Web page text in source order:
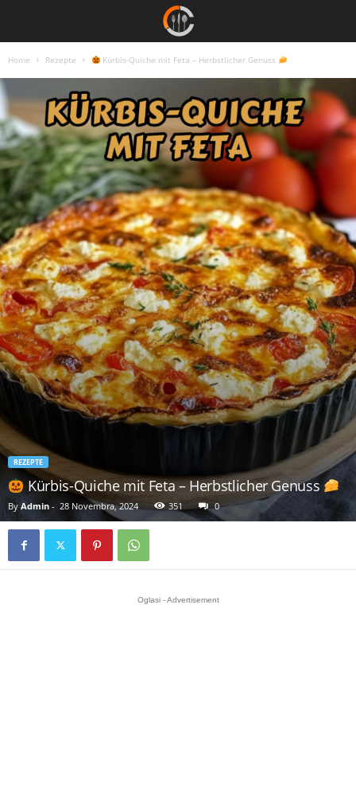
Home Rezepte Kürbis-Quiche mit Feta – Herbstlicher Genuss
REZEPTE
Kürbis-Quiche mit Feta – Herbstlicher Genuss
By Admin - 28 Novembra, 2024 351 0
Oglasi - Advertisement